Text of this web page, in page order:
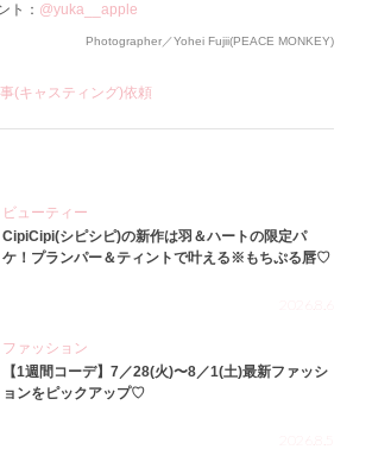
ト： @yuka__apple
Photographer／Yohei Fujii(PEACE MONKEY)
(キャスティング)依頼
ビューティー
CipiCipi(シピシピ)の新作は羽＆ハートの限定パ
ケ！プランパー＆ティントで叶える※もちぷる唇♡
ファッション
【1週間コーデ】7／28(火)〜8／1(土)最新ファッシ
ョンをピックアップ♡